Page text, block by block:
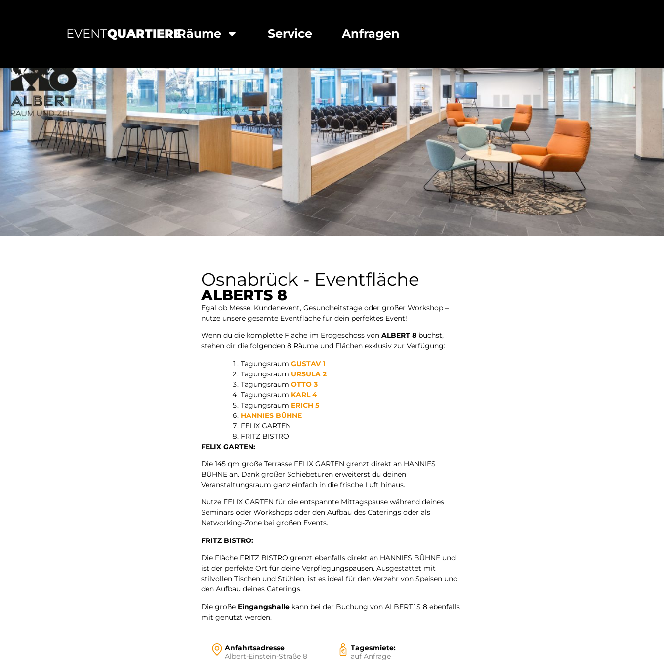
EVENTQUARTIERERäume Service Anfragen
Osnabrück - Eventfläche
ALBERTS 8
Egal ob Messe, Kundenevent, Gesundheitstage oder großer Workshop –
nutze unsere gesamte Eventfläche für dein perfektes Event!
Wenn du die komplette Fläche im Erdgeschoss von ALBERT 8 buchst,
stehen dir die folgenden 8 Räume und Flächen exklusiv zur Verfügung:
Tagungsraum GUSTAV 1
Tagungsraum URSULA 2
Tagungsraum OTTO 3
Tagungsraum KARL 4
Tagungsraum ERICH 5
HANNIES BÜHNE
FELIX GARTEN
FRITZ BISTRO
FELIX GARTEN:
Die 145 qm große Terrasse FELIX GARTEN grenzt direkt an HANNIES
BÜHNE an. Dank großer Schiebetüren erweiterst du deinen
Veranstaltungsraum ganz einfach in die frische Luft hinaus.
Nutze FELIX GARTEN für die entspannte Mittagspause während deines
Seminars oder Workshops oder den Aufbau des Caterings oder als
Networking-Zone bei großen Events.
FRITZ BISTRO:
Die Fläche FRITZ BISTRO grenzt ebenfalls direkt an HANNIES BÜHNE und
ist der perfekte Ort für deine Verpflegungspausen. Ausgestattet mit
stilvollen Tischen und Stühlen, ist es ideal für den Verzehr von Speisen und
den Aufbau deines Caterings.
Die große Eingangshalle kann bei der Buchung von ALBERT`S 8 ebenfalls
mit genutzt werden.
Anfahrtsadresse
Albert-Einstein-Straße 8
Tagesmiete:
auf Anfrage